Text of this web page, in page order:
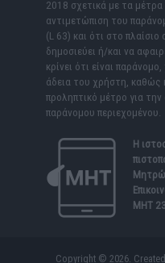
2018 σχετικά με τα
αντιμετώπιση του
(L 63) και ότι στο
δημοσιεύει ή/και να
κρίνει ότι είναι
άδεια του χρήστη, καθώς
προληπτικό μέτρο για
παράνομου περιεχομένου.
Η
ΜΗΤ
Copyright © 2026.